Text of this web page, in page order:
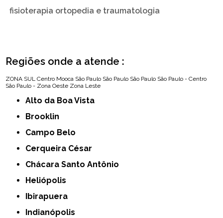
fisioterapia ortopedia e traumatologia
Regiões onde a atende :
ZONA SUL Centro Mooca São Paulo São Paulo São Paulo São Paulo - Centro
São Paulo - Zona Oeste Zona Leste
Alto da Boa Vista
Brooklin
Campo Belo
Cerqueira César
Chácara Santo Antônio
Heliópolis
Ibirapuera
Indianópolis